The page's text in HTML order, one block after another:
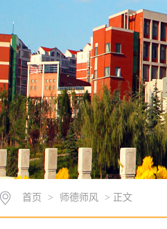
首页 > 师德师风 > 正文